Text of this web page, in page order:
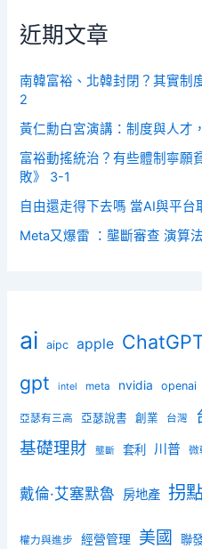
近期文章
南韓富裕、北韓封閉？其實制
2
黃仁勳白宮演講：制度與人才
富裕動搖統治？有些體制寧願
敗》 3-1
自由還走得下去嗎 當AI與平
Meta又爆雷 ：壟斷審查 演算
ai aipc apple
gpt intel meta nvidia openai
亞瑟有三高 亞瑟說書 創業 台灣
基礎理財 壟斷 套利 川普 微
戴倫·艾塞默魯 房地產 拐
權力與進步 經營管理 美國 聯